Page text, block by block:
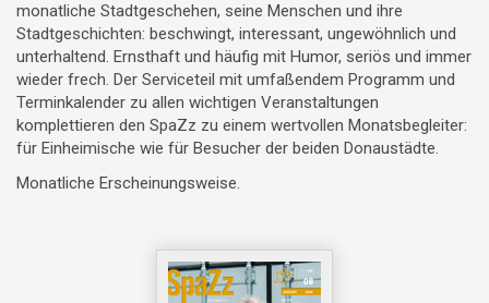
monatliche Stadtgeschehen, seine Menschen und ihre
Stadtgeschichten: beschwingt, interessant, ungewöhnlich und
unterhaltend. Ernsthaft und häufig mit Humor, seriös und immer
wieder frech. Der Serviceteil mit umfaßendem Programm und
Terminkalender zu allen wichtigen Veranstaltungen
komplettieren den SpaZz zu einem wertvollen Monatsbegleiter:
für Einheimische wie für Besucher der beiden Donaustädte.
Monatliche Erscheinungsweise.